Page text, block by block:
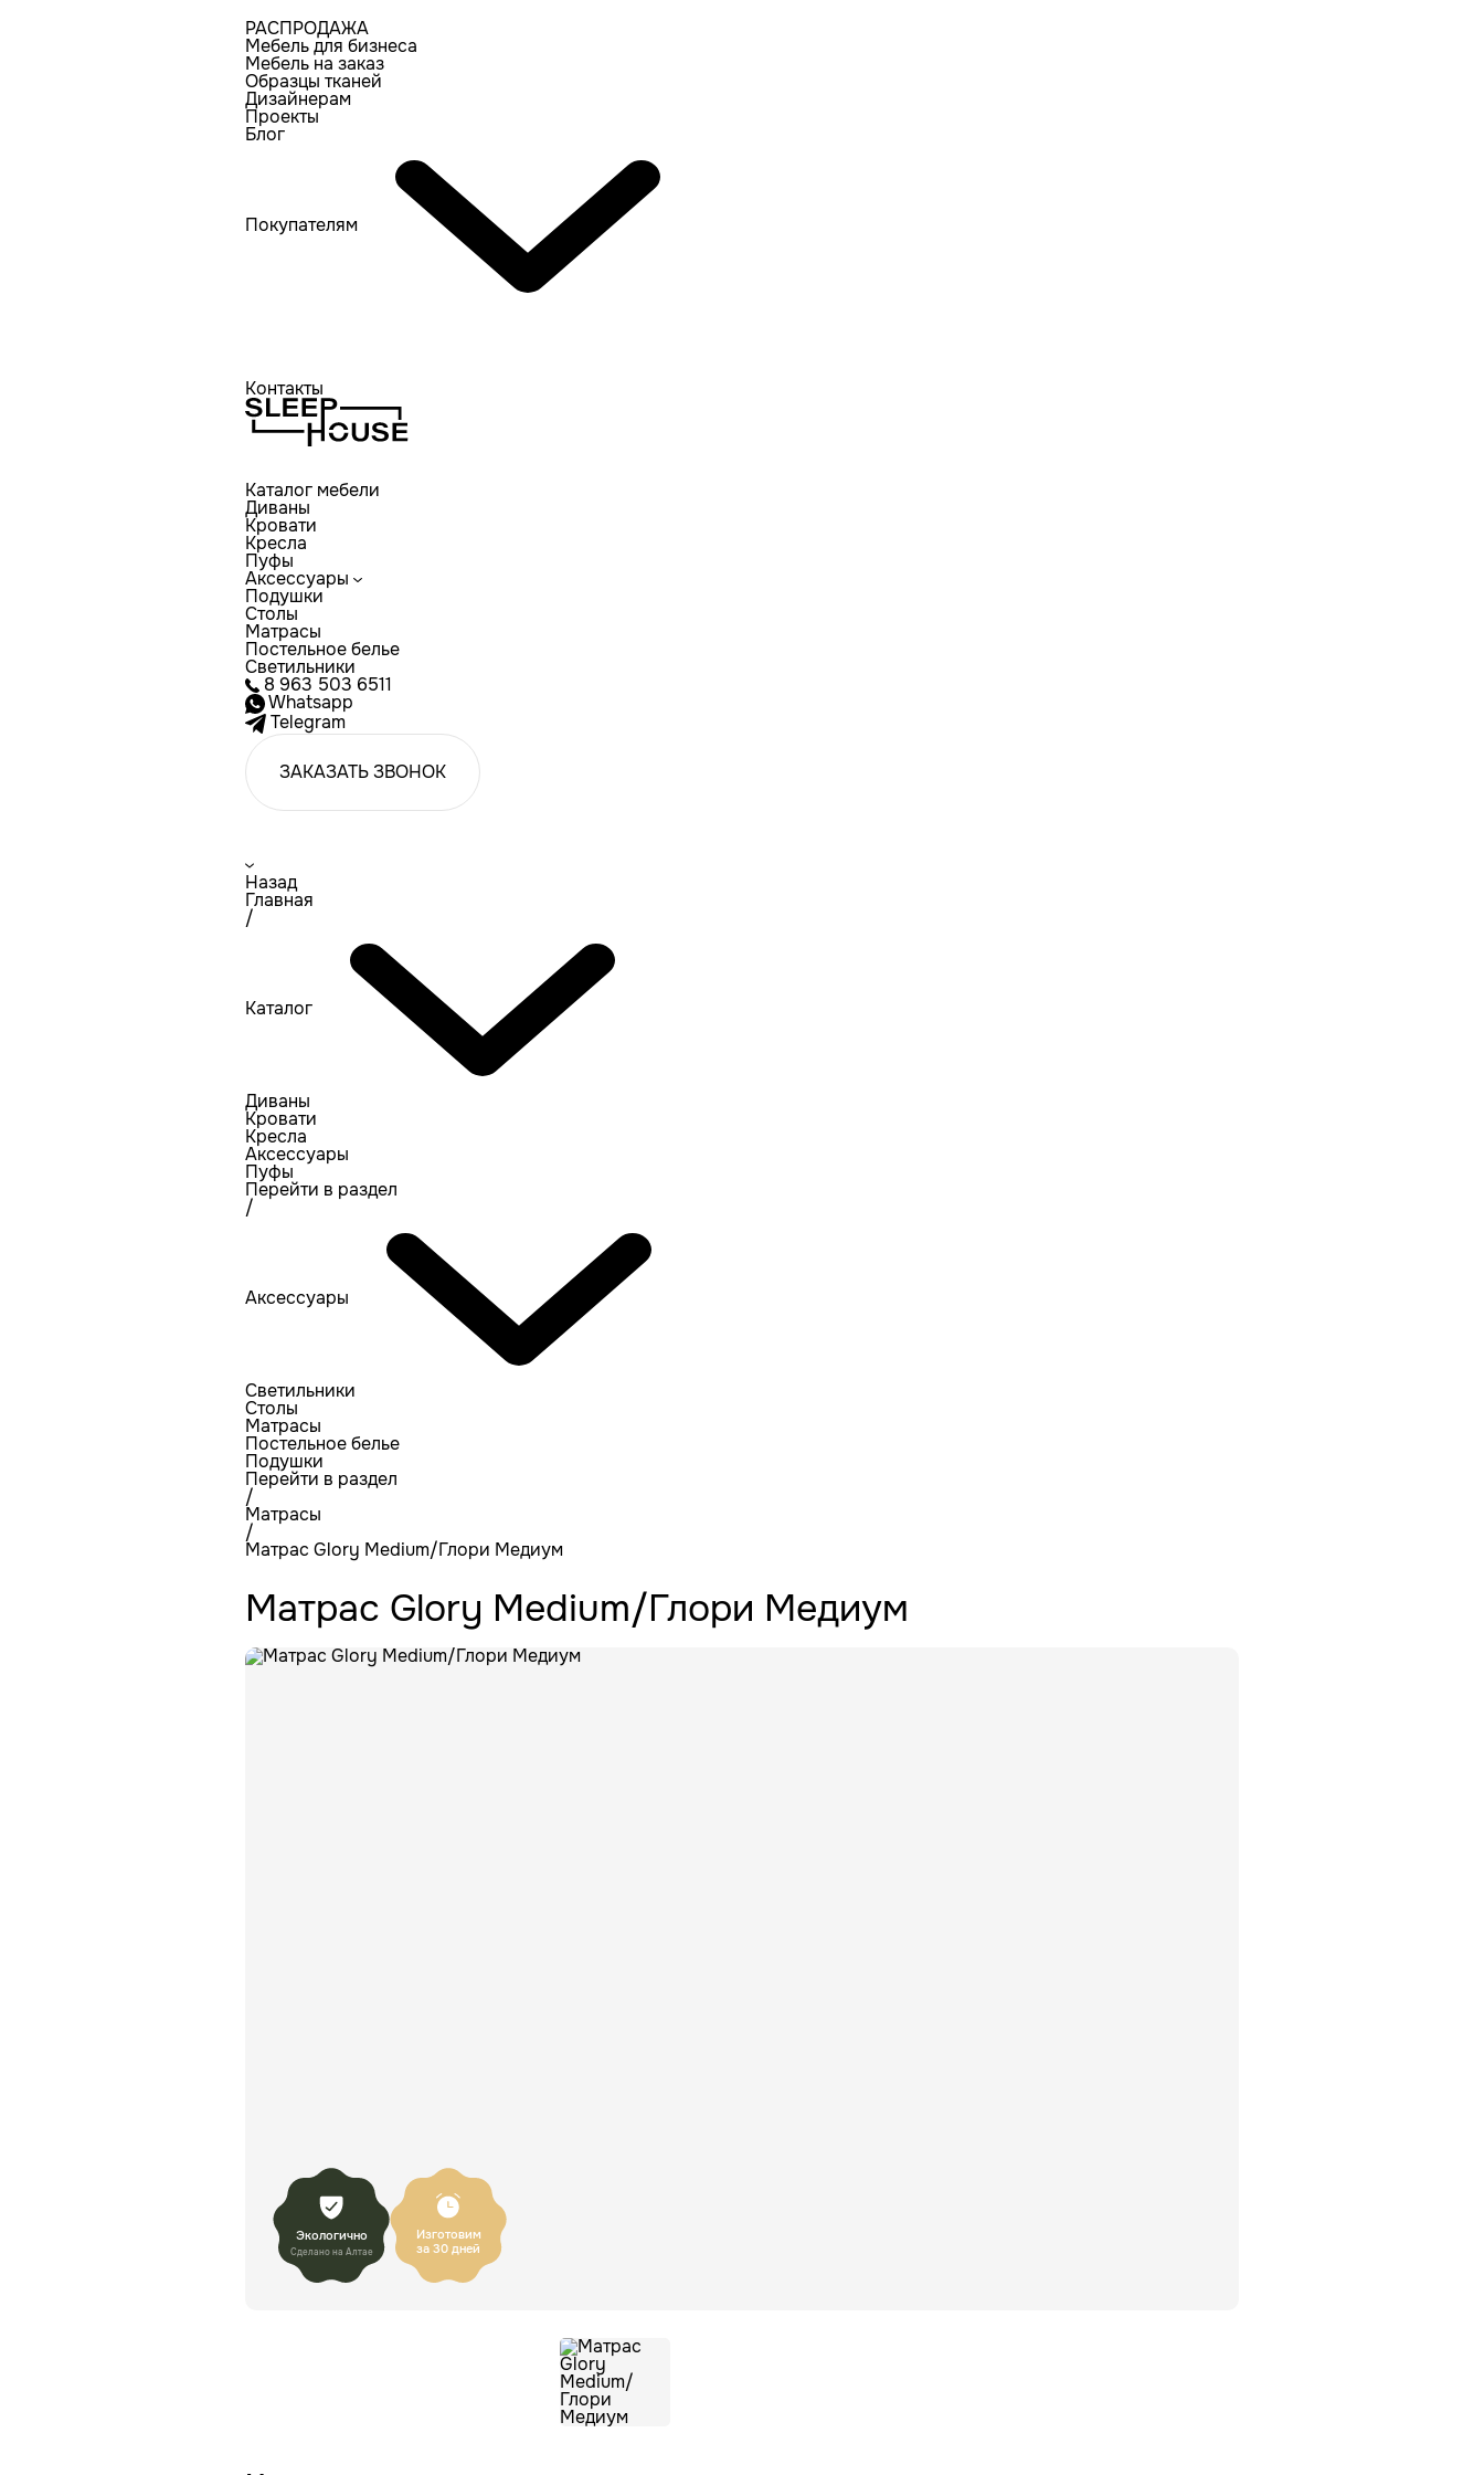
РАСПРОДАЖА
Мебель для бизнеса
Мебель на заказ
Образцы тканей
Дизайнерам
Проекты
Блог
Покупателям
Контакты
Каталог мебели
Диваны
Кровати
Кресла
Пуфы
Аксессуары
Подушки
Столы
Матрасы
Постельное белье
Светильники
8 963 503 6511
Whatsapp
Telegram
ЗАКАЗАТЬ ЗВОНОК
Назад
Главная
/
Каталог
Диваны
Кровати
Кресла
Аксессуары
Пуфы
Перейти в раздел
/
Аксессуары
Светильники
Столы
Матрасы
Постельное белье
Подушки
Перейти в раздел
/
Матрасы
/
Матрас Glory Medium/Глори Медиум
Экологично
Сделано на Алтае
Изготовим
за 30 дней
Матрас Glory Medium/Глори Медиум